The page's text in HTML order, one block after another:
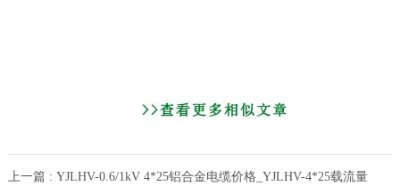
上一篇 : YJLHV-0.6/1kV 4*25铝合金电缆价格_YJLHV-4*25载流量